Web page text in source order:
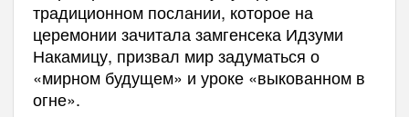
традиционном послании, которое на
церемонии зачитала замгенсека Идзуми
Накамицу, призвал мир задуматься о
«мирном будущем» и уроке «выкованном в
огне».